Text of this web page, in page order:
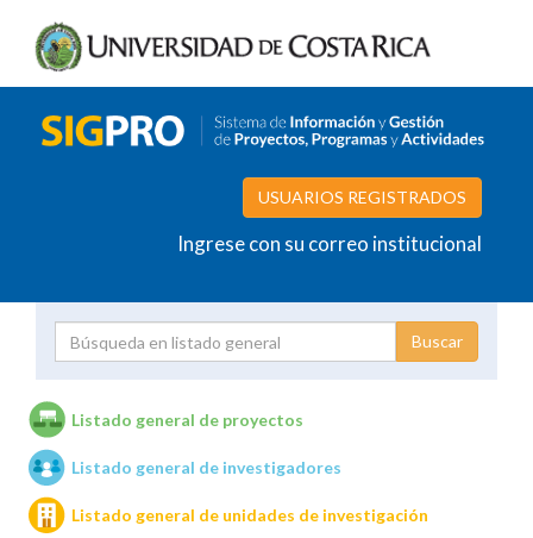
USUARIOS REGISTRADOS
Ingrese con su correo institucional
Unidades de investigación
Listado general de proyectos
Listado general de investigadores
Listado general de unidades de investigación